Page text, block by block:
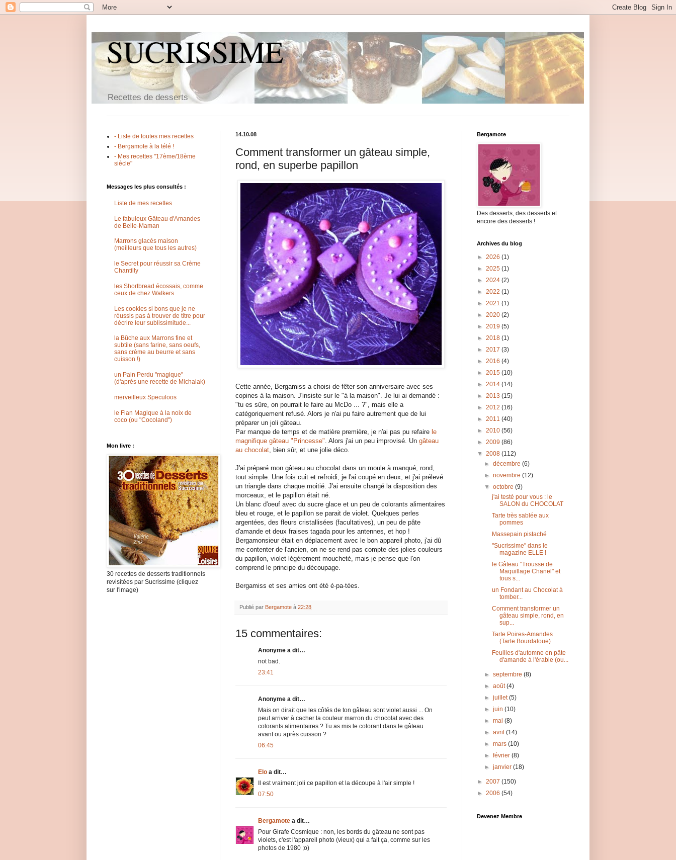
SUCRISSIME
Recettes de desserts
14.10.08
Comment transformer un gâteau simple,
rond, en superbe papillon
Cette année, Bergamiss a choisi de fêter son anniversaire avec ses
copines à la maison. J'insiste sur le "à la maison". Je lui ai demandé :
"tu es sûre, on pourrait le faire au McDo ... ?", mais elle a
catégoriquement refusé. Alors je n'ai pu faire autrement que de lui
préparer un joli gâteau.
Par manque de temps et de matière première, je n'ai pas pu refaire le
magnifique gâteau "Princesse". Alors j'ai un peu improvisé. Un gâteau
au chocolat, bien sûr, et une jolie déco.
J'ai préparé mon gâteau au chocolat dans un moule à manqué, rond,
tout simple. Une fois cuit et refroidi, je l'ai coupé en deux, et j'ai prélevé
un triangle dans chaque moitié. J'ai ensuite changé la disposition des
morceaux, et le papillon était né.
Un blanc d'oeuf avec du sucre glace et un peu de colorants alimentaires
bleu et rouge, et le papillon se parait de violet. Quelques perles
argentées, des fleurs cristallisées (facultatives), un peu de pâte
d'amande et deux fraises tagada pour les antennes, et hop !
Bergamonsieur était en déplacement avec le bon appareil photo, j'ai dû
me contenter de l'ancien, on ne se rend pas compte des jolies couleurs
du papillon, violet légèrement moucheté, mais je pense que l'on
comprend le principe du découpage.
Bergamiss et ses amies ont été é-pa-tées.
Publié par Bergamote à 22:28
15 commentaires:
Anonyme a dit…
not bad.
23:41
Anonyme a dit…
Mais on dirait que les côtés de ton gâteau sont violet aussi ... On
peut arriver à cacher la couleur marron du chocolat avec des
colorants alimentaires ? Tu as mis le colorant dans le gâteau
avant ou après cuisson ?
06:45
Elo a dit…
Il est vraiment joli ce papillon et la découpe à l'air simple !
07:50
Bergamote a dit…
Pour Girafe Cosmique : non, les bords du gâteau ne sont pas
violets, c'est l'appareil photo (vieux) qui a fait ça, comme sur les
photos de 1980 ;o)
- Liste de toutes mes recettes
- Bergamote à la télé !
- Mes recettes "17ème/18ème
siècle"
Messages les plus consultés :
Liste de mes recettes
Le fabuleux Gâteau d'Amandes
de Belle-Maman
Marrons glacés maison
(meilleurs que tous les autres)
le Secret pour réussir sa Crème
Chantilly
les Shortbread écossais, comme
ceux de chez Walkers
Les cookies si bons que je ne
réussis pas à trouver de titre pour
décrire leur sublissimitude...
la Bûche aux Marrons fine et
subtile (sans farine, sans oeufs,
sans crème au beurre et sans
cuisson !)
un Pain Perdu "magique"
(d'après une recette de Michalak)
merveilleux Speculoos
le Flan Magique à la noix de
coco (ou "Cocoland")
Mon livre :
30 recettes de desserts traditionnels
revisitées par Sucrissime (cliquez
sur l'image)
Bergamote
Des desserts, des desserts et
encore des desserts !
Archives du blog
► 2026 (1)
► 2025 (1)
► 2024 (2)
► 2022 (1)
► 2021 (1)
► 2020 (2)
► 2019 (5)
► 2018 (1)
► 2017 (3)
► 2016 (4)
► 2015 (10)
► 2014 (14)
► 2013 (15)
► 2012 (16)
► 2011 (40)
► 2010 (56)
► 2009 (86)
▼ 2008 (112)
►décembre(6)
►novembre(12)
▼octobre(9)
j'ai testé pour vous : le
SALON du CHOCOLAT
Tarte très sablée aux
pommes
Massepain pistaché
"Sucrissime" dans le
magazine ELLE !
le Gâteau "Trousse de
Maquillage Chanel" et
tous s...
un Fondant au Chocolat à
tomber...
Comment transformer un
gâteau simple, rond, en
sup...
Tarte Poires-Amandes
(Tarte Bourdaloue)
Feuilles d'automne en pâte
d'amande à l'érable (ou...
►septembre(8)
►août(4)
►juillet(5)
►juin(10)
►mai(8)
►avril(14)
►mars(10)
►février(8)
►janvier(18)
► 2007 (150)
► 2006 (54)
Devenez Membre